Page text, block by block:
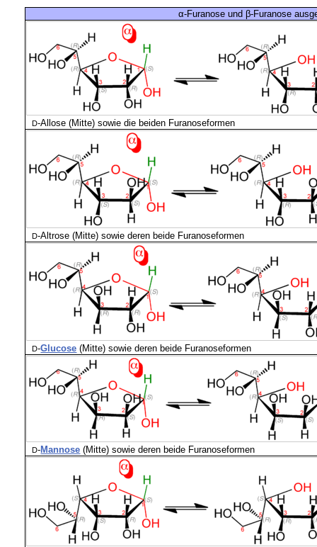
α-Furanose und β-Furanose
D-Allose (Mitte) sowie die beiden Furanoseformen
D-Altrose (Mitte) sowie deren beide Furanoseformen
D-Glucose (Mitte) sowie deren beide Furanoseformen
D-Mannose (Mitte) sowie deren beide Furanoseformen